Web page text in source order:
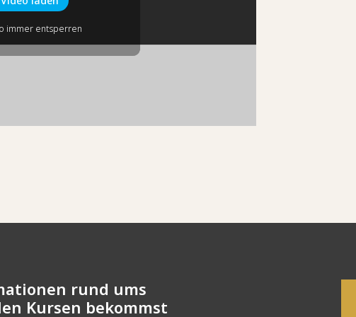
immer entsperren
rund ums
Kursen bekommst